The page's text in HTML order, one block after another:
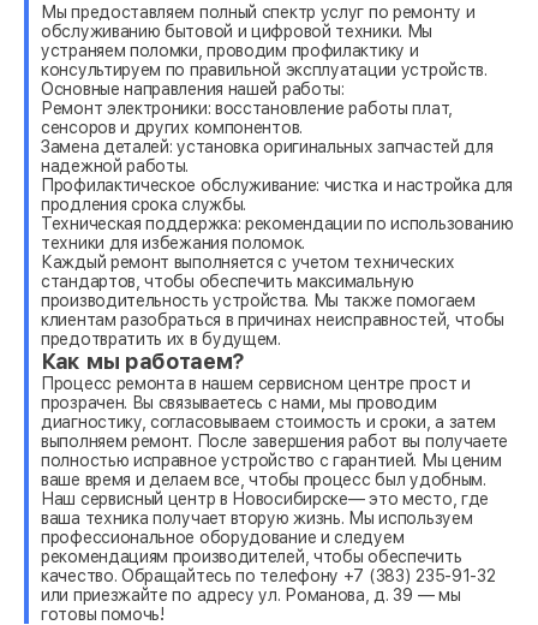
Мы предоставляем полный спектр услуг по ремонту и
обслуживанию бытовой и цифровой техники. Мы
устраняем поломки, проводим профилактику и
консультируем по правильной эксплуатации устройств.
Основные направления нашей работы:
Ремонт электроники: восстановление работы плат,
сенсоров и других компонентов.
Замена деталей: установка оригинальных запчастей для
надежной работы.
Профилактическое обслуживание: чистка и настройка для
продления срока службы.
Техническая поддержка: рекомендации по использованию
техники для избежания поломок.
Каждый ремонт выполняется с учетом технических
стандартов, чтобы обеспечить максимальную
производительность устройства. Мы также помогаем
клиентам разобраться в причинах неисправностей, чтобы
предотвратить их в будущем.
Как мы работаем?
Процесс ремонта в нашем сервисном центре прост и
прозрачен. Вы связываетесь с нами, мы проводим
диагностику, согласовываем стоимость и сроки, а затем
выполняем ремонт. После завершения работ вы получаете
полностью исправное устройство с гарантией. Мы ценим
ваше время и делаем все, чтобы процесс был удобным.
Наш сервисный центр в Новосибирске— это место, где
ваша техника получает вторую жизнь. Мы используем
профессиональное оборудование и следуем
рекомендациям производителей, чтобы обеспечить
качество. Обращайтесь по телефону +7 (383) 235-91-32
или приезжайте по адресу ул. Романова, д. 39 — мы
готовы помочь!